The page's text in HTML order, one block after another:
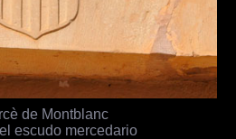
de Montblanc
escudo mercedario